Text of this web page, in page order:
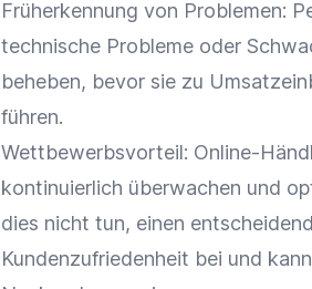
Früherkennung von Problemen:
technische Probleme oder
beheben, bevor sie zu
führen.
Wettbewerbsvorteil: Online-
kontinuierlich überwachen und
dies nicht tun, einen
Kundenzufriedenheit bei und